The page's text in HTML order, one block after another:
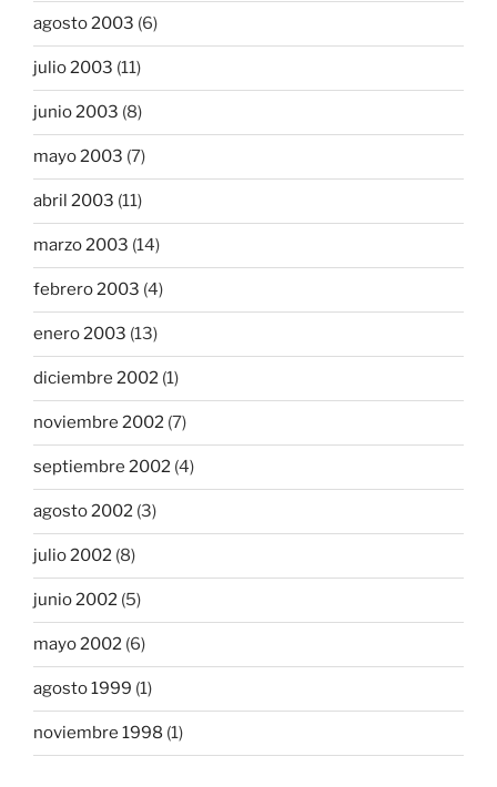
agosto 2003 (6)
julio 2003 (11)
junio 2003 (8)
mayo 2003 (7)
abril 2003 (11)
marzo 2003 (14)
febrero 2003 (4)
enero 2003 (13)
diciembre 2002 (1)
noviembre 2002 (7)
septiembre 2002 (4)
agosto 2002 (3)
julio 2002 (8)
junio 2002 (5)
mayo 2002 (6)
agosto 1999 (1)
noviembre 1998 (1)